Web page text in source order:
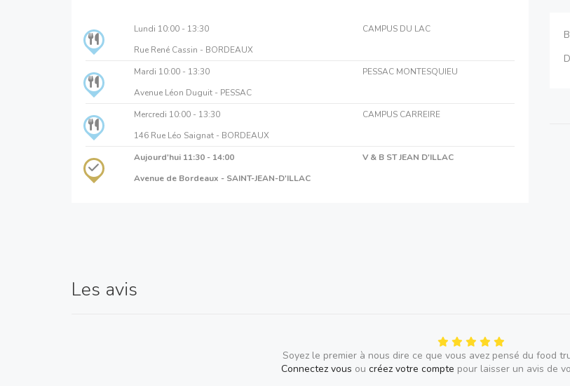
Lundi 10:00 - 13:30
CAMPUS DU LAC
Rue René Cassin - BORDEAUX
Mardi 10:00 - 13:30
PESSAC MONTESQUIEU
Avenue Léon Duguit - PESSAC
Mercredi 10:00 - 13:30
CAMPUS CARREIRE
146 Rue Léo Saignat - BORDEAUX
Aujourd'hui 11:30 - 14:00
V & B ST JEAN D'ILLAC
Avenue de Bordeaux - SAINT-JEAN-D'ILLAC
Les avis
Soyez le premier à nous dire ce que vous avez pensé du food
Connectez vous ou créez votre compte pour laisser un avis de